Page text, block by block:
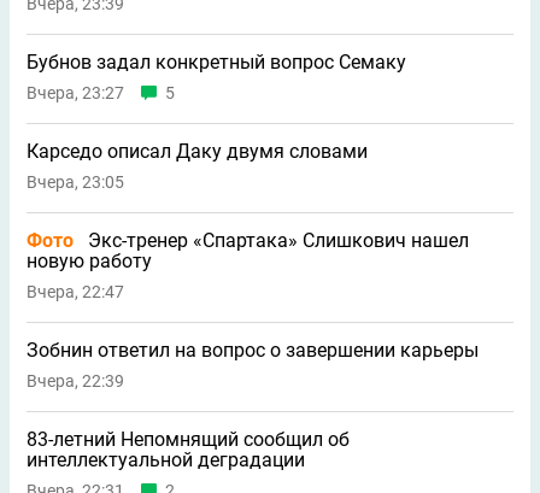
Бубнов задал конкретный вопрос Семаку
Вчера, 23:27 5
Карседо описал Даку двумя словами
Вчера, 23:05
Фото
Экс-тренер «Спартака» Слишкович нашел
новую работу
Вчера, 22:47
Зобнин ответил на вопрос о завершении карьеры
Вчера, 22:39
83-летний Непомнящий сообщил об
интеллектуальной деградации